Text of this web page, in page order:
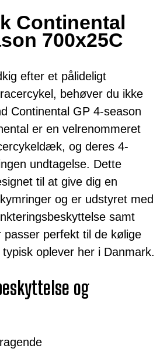
Continental
700x25C
efter et pålideligt
behøver du ikke
Continental GP 4-season
er en velrenommeret
og deres 4-
undtagelse. Dette
til at give dig en
og er udstyret med
samt
passer perfekt til de kølige
oplever her i Danmark.
og